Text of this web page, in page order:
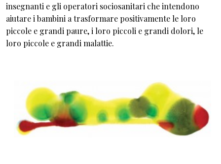
insegnanti e gli operatori sociosanitari che intendono
aiutare i bambini a trasformare positivamente le loro
piccole e grandi paure, i loro piccoli e grandi dolori, le
loro piccole e grandi malattie.